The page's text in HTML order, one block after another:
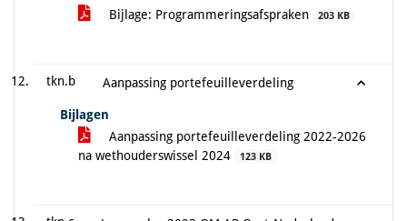
Bijlage: Programmeringsafspraken 203 KB
tkn.b Aanpassing portefeuilleverdeling
Bijlagen
Aanpassing portefeuilleverdeling 2022-2026
na wethouderswissel 2024
123 KB